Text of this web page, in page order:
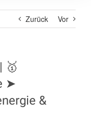
Zurück Vor
🥇
➤
&